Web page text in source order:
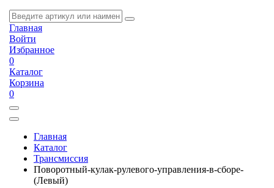
Главная
Войти
Избранное
0
Каталог
Корзина
0
Главная
Каталог
Трансмиссия
Поворотный-кулак-рулевого-управления-в-сборе-
(Левый)